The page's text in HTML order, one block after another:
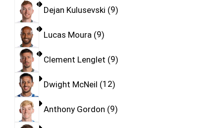
Dejan Kulusevski 9
Lucas Moura 9
Clement Lenglet 9
Dwight McNeil 12
Anthony Gordon 9